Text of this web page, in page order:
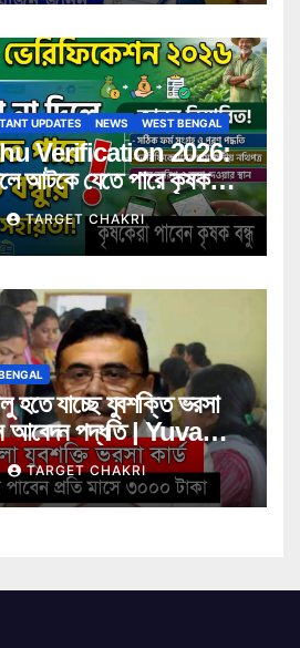
UPDATES NEWS WEST BENGAL
Verification 2026:
আটকে যেতে পারে কৃষক
জানুন বিস্তারিত
TARGET CHAKRI
হতে যাচ্ছে যুবশক্তি ভরসা
আবেদন পদ্ধতি | Yuva
Card Scheme
TARGET CHAKRI